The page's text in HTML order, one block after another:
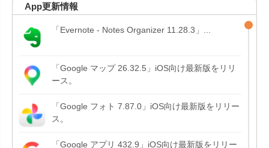
App更新情報
「Evernote - Notes Organizer 11.28.3」...
「Google マップ 26.32.5」iOS向け最新版をリリ
ース。
「Google フォト 7.87.0」iOS向け最新版をリリー
ス。
「Google アプリ 432.9」iOS向け最新版をリリー